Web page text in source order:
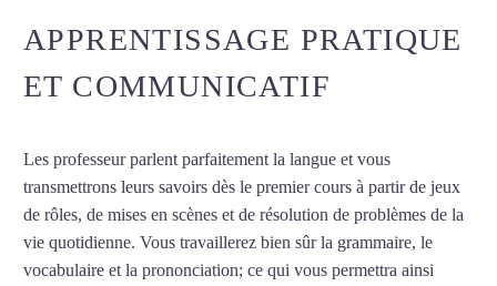
APPRENTISSAGE PRATIQUE
ET COMMUNICATIF
Les professeur parlent parfaitement la langue et vous
transmettrons leurs savoirs dès le premier cours à partir de jeux
de rôles, de mises en scènes et de résolution de problèmes de la
vie quotidienne. Vous travaillerez bien sûr la grammaire, le
vocabulaire et la prononciation; ce qui vous permettra ainsi